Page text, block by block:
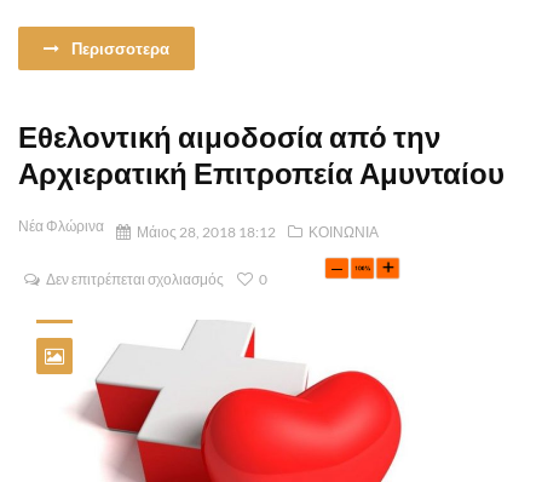
Περισσοτερα
Εθελοντική αιμοδοσία από την
Αρχιερατική Επιτροπεία Αμυνταίου
Νέα Φλώρινα Μάιος 28, 2018 18:12 ΚΟΙΝΩΝΙΑ
Δεν επιτρέπεται σχολιασμός 0